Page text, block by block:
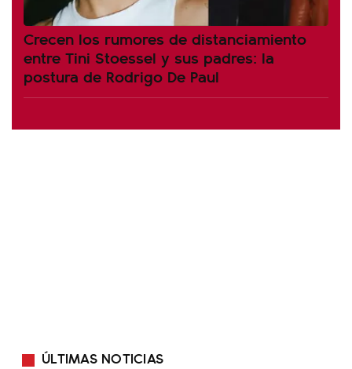
Crecen los rumores de distanciamiento
entre Tini Stoessel y sus padres: la
postura de Rodrigo De Paul
ÚLTIMAS NOTICIAS